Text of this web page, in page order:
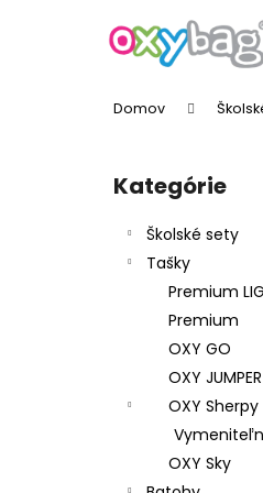
Domov
Preskočiť
kategórie
Kategórie
Školské sety
Tašky
Premium
Premium
OXY GO
OXY JUMPER
OXY Sherpy
OXY Sky
Späť
obchodu
Späť
obchodu